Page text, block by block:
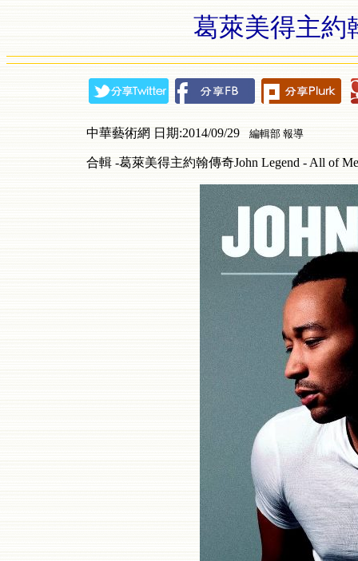
葛萊美得主約
中華藝術網 日期:2014/09/29 編輯部 報導
合輯 -葛萊美得主約翰傳奇John Legend - All of Me